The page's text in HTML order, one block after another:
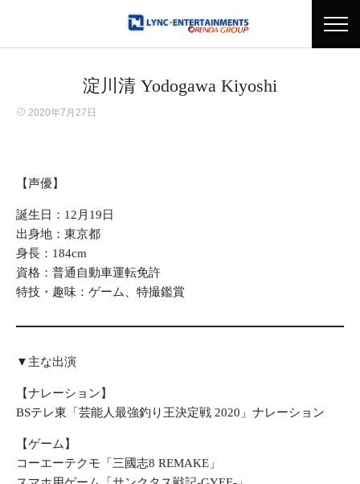
淀川清 Yodogawa Kiyoshi
2020年7月27日
【声優】
誕生日：12月19日
出身地：東京都
身長：184cm
資格：普通自動車運転免許
特技・趣味：ゲーム、特撮鑑賞
▼主な出演
【ナレーション】
BSテレ東「芸能人最強釣り王決定戦 2020」ナレーション
【ゲーム】
コーエーテクモ「三國志8 REMAKE」